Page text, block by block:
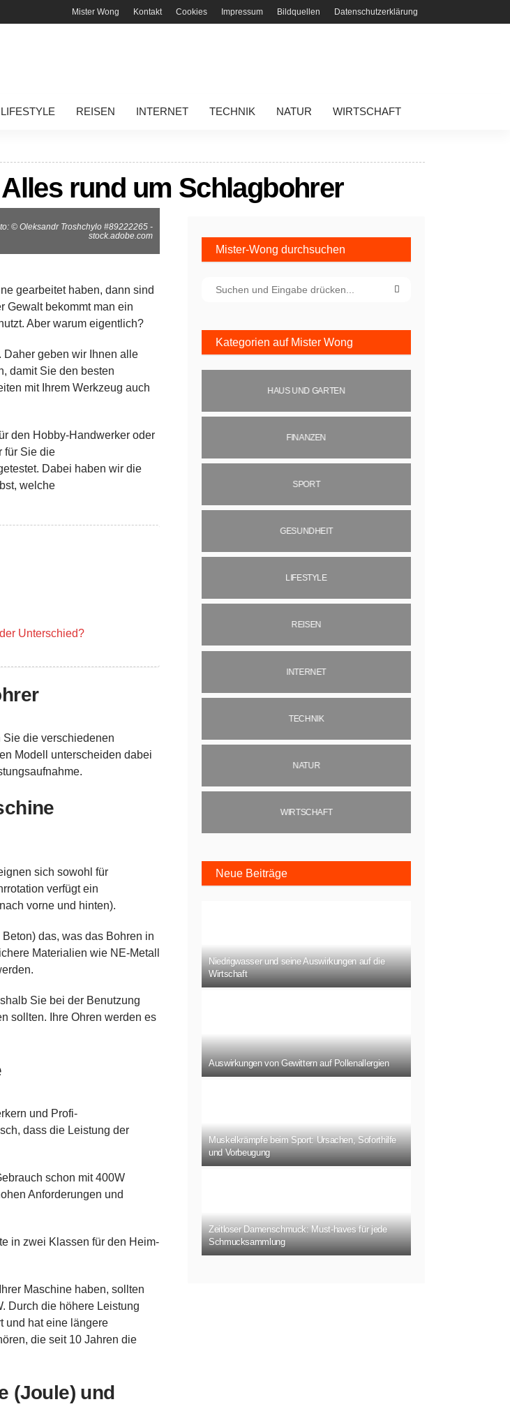
Mister Wong Kontakt Cookies Impressum Bildquellen Datenschutzerklärung
LIFESTYLE REISEN INTERNET TECHNIK NATUR WIRTSCHAFT
rund um Schlagbohrer
© Oleksandr Troshchylo #89222265 -
stock.adobe.com
gearbeitet haben, dann sind
Gewalt bekommt man ein
Aber warum eigentlich?
Daher geben wir Ihnen alle
damit Sie den besten
mit Ihrem Werkzeug auch
den Hobby-Handwerker oder
für Sie die
Dabei haben wir die
welche
Unterschied?
Sie die verschiedenen
Modell unterscheiden dabei
sich sowohl für
verfügt ein
vorne und hinten).
das, was das Bohren in
Materialien wie NE-Metall
Sie bei der Benutzung
sollten. Ihre Ohren werden es
und Profi-
dass die Leistung der
schon mit 400W
Anforderungen und
in zwei Klassen für den Heim-
Maschine haben, sollten
Durch die höhere Leistung
und hat eine längere
die seit 10 Jahren die
(Joule) und
Mister-Wong durchsuchen
Kategorien auf Mister Wong
HAUS UND GARTEN
FINANZEN
SPORT
GESUNDHEIT
LIFESTYLE
REISEN
INTERNET
TECHNIK
NATUR
WIRTSCHAFT
Neue Beiträge
Niedrigwasser und seine Auswirkungen auf die
Wirtschaft
Auswirkungen von Gewittern auf Pollenallergien
Muskelkrämpfe beim Sport: Ursachen, Soforthilfe
und Vorbeugung
Zeitloser Damenschmuck: Must-haves für jede
Schmucksammlung